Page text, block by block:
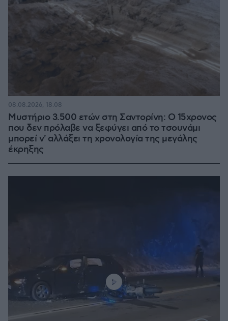
Μυστήριο 3.500 ετών στη Σαντορίνη: Ο 15χρονος
που δεν πρόλαβε να ξεφύγει από το τσουνάμι
μπορεί ν' αλλάξει τη χρονολογία της μεγάλης
έκρηξης
08.08.2026, 18:08